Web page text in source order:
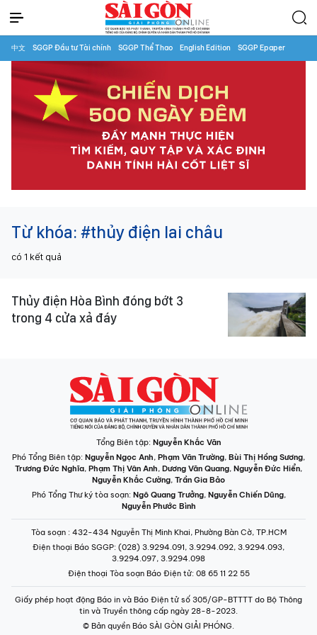
中文 SGGP Đầu tư Tài chính SGGP Thể Thao English Edition SGGP Epaper
Từ khóa: #thủy điện lai châu
có 1 kết quả
Thủy điện Hòa Bình đóng bớt 3
trong 4 cửa xả đáy
Tổng Biên tập: Nguyễn Khắc Văn
Phó Tổng Biên tập: Nguyễn Ngọc Anh, Phạm Văn Trường, Bùi Thị Hồng Sương,
Trương Đức Nghĩa, Phạm Thị Vân Anh, Dương Văn Quang, Nguyễn Đức Hiển,
Nguyễn Khắc Cường, Trần Gia Bảo
Phó Tổng Thư ký tòa soạn: Ngô Quang Trưởng, Nguyễn Chiến Dũng,
Nguyễn Phước Bình
Tòa soạn : 432-434 Nguyễn Thị Minh Khai, Phường Bàn Cờ, TP.HCM
Điện thoại Báo SGGP: (028) 3.9294.091, 3.9294.092, 3.9294.093,
3.9294.097, 3.9294.098
Điện thoại Tòa soạn Báo Điện tử: 08 65 11 22 55
Giấy phép hoạt động Báo in và Báo Điện tử số 305/GP-BTTTT do Bộ Thông
tin và Truyền thông cấp ngày 28-8-2023.
© Bản quyền Báo SÀI GÒN GIẢI PHÓNG.